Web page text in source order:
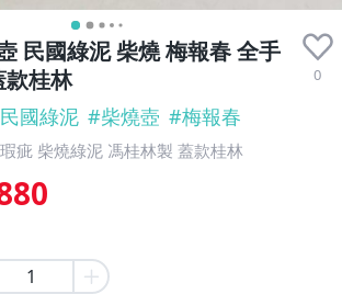
民國綠泥 柴燒 梅報春 全手
款桂林
0
民國綠泥 #柴燒壺 #梅報春
疵 柴燒綠泥 馮桂林製 蓋款桂林